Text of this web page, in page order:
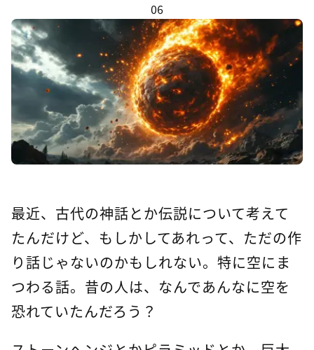
06
最近、古代の神話とか伝説について考えて
たんだけど、もしかしてあれって、ただの作
り話じゃないのかもしれない。特に空にま
つわる話。昔の人は、なんであんなに空を
恐れていたんだろう？